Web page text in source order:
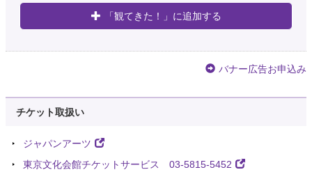
「観てきた！」に追加する
バナー広告お申込み
チケット取扱い
ジャパンアーツ
東京文化会館チケットサービス 03-5815-5452